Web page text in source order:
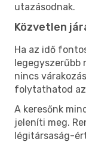
utazásodnak.
Közvetlen
Ha az idő
legegyszerűbb
nincs
folytathatod
A keresőnk
jeleníti meg.
légitársaság-